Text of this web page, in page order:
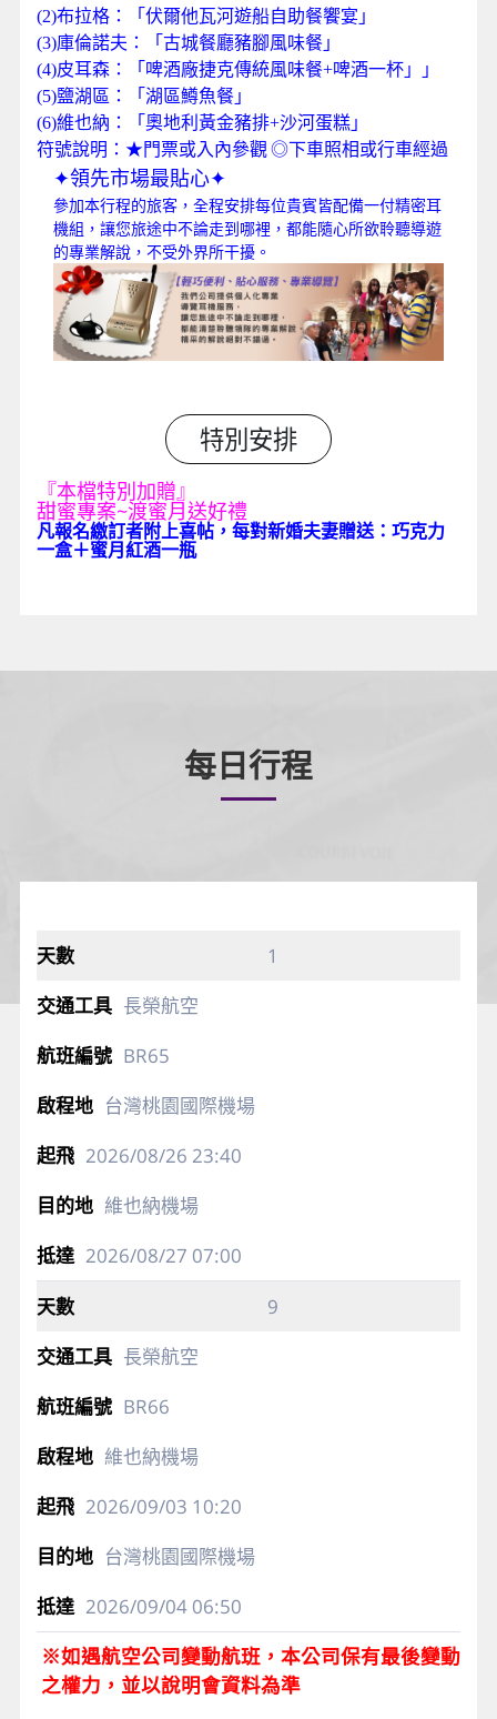
(2)布拉格：「伏爾他瓦河遊船自助餐饗宴」
(3)庫倫諾夫：「古城餐廳豬腳風味餐」
(4)皮耳森：「啤酒廠捷克傳統風味餐+啤酒一杯」」
(5)鹽湖區：「湖區鱒魚餐」
(6)維也納：「奧地利黃金豬排+沙河蛋糕」
符號說明：★門票或入內參觀 ◎下車照相或行車經過
✦領先市場最貼心✦
參加本行程的旅客，全程安排每位貴賓皆配備一付精密耳
機組，讓您旅途中不論走到哪裡，都能隨心所欲聆聽導遊
的專業解說，不受外界所干擾。
特別安排
『本檔特別加贈』
甜蜜專案~渡蜜月送好禮
凡報名繳訂者附上喜帖，每對新婚夫妻贈送：巧克力
一盒＋蜜月紅酒一瓶
每日行程
1
長榮航空
BR65
台灣桃園國際機場
2026/08/26 23:40
維也納機場
2026/08/27 07:00
9
長榮航空
BR66
維也納機場
2026/09/03 10:20
台灣桃園國際機場
2026/09/0406:50
※如遇航空公司變動航班，本公司保有最後變動
之權力，並以說明會資料為準